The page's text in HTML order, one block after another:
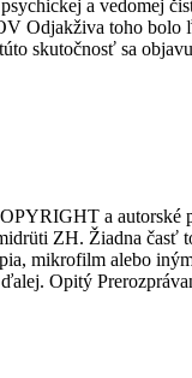
a vedomej
Odjakživa toho bolo
skutočnosť sa
a autorské
ZH. Žiadna
mikrofilm alebo
Opitý